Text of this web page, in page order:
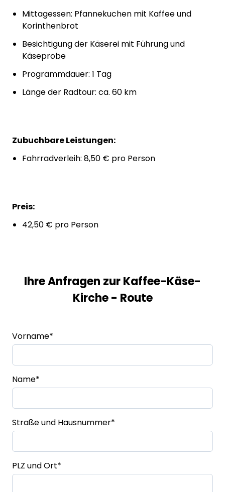
Mittagessen: Pfannekuchen mit Kaffee und
Korinthenbrot
Besichtigung der Käserei mit Führung und
Käseprobe
Programmdauer: 1 Tag
Länge der Radtour: ca. 60 km
Zubuchbare Leistungen:
Fahrradverleih: 8,50 € pro Person
Preis:
42,50 € pro Person
Ihre Anfragen zur Kaffee-Käse-
Kirche - Route
Vorname*
Name*
Straße und Hausnummer*
PLZ und Ort*